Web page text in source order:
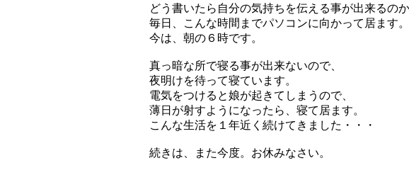
どう書いたら自分の気持ちを伝える事が出来るのか
毎日、こんな時間までパソコンに向かって居ます。
今は、朝の６時です。
真っ暗な所で寝る事が出来ないので、
夜明けを待って寝ています。
電気をつけると娘が起きてしまうので、
薄日が射すようになったら、寝て居ます。
こんな生活を１年近く続けてきました・・・
続きは、また今度。お休みなさい。